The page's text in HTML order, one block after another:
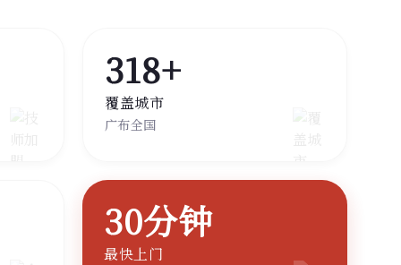
318+
覆盖城市
广布全国
30分钟
最快上门